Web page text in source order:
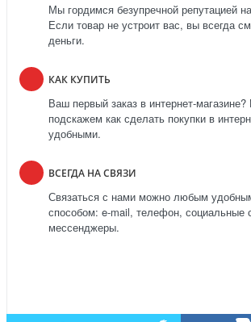
Мы гордимся безупречной репутацией
Если товар не устроит вас, вы всегда
деньги.
КАК КУПИТЬ
Ваш первый заказ в интернет-
подскажем как сделать покупки в
удобными.
ВСЕГДА НА СВЯЗИ
Связаться с нами можно любым
способом: e-mail, телефон, социальные
мессенджеры.